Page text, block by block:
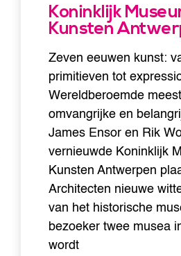
Koninklijk
Kunsten
Zeven eeuwen kunst:
primitieven tot
Wereldberoemde
omvangrijke en
James Ensor en Rik
vernieuwde Koninklijk
Kunsten Antwerpen
Architecten nieuwe
van het historische
bezoeker twee musea
wordt